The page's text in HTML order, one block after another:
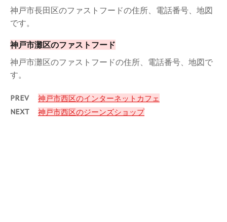
神戸市長田区のファストフードの住所、電話番号、地図
です。
神戸市灘区のファストフード
神戸市灘区のファストフードの住所、電話番号、地図で
す。
PREV 神戸市西区のインターネットカフェ
NEXT 神戸市西区のジーンズショップ